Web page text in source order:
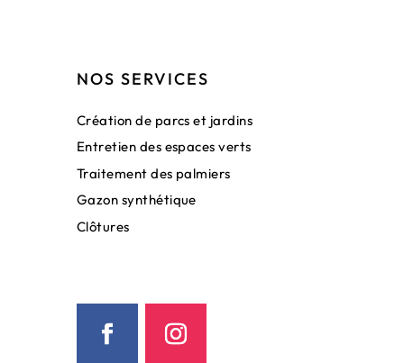
NOS SERVICES
Création de parcs et jardins
Entretien des espaces verts
Traitement des palmiers
Gazon synthétique
Clôtures